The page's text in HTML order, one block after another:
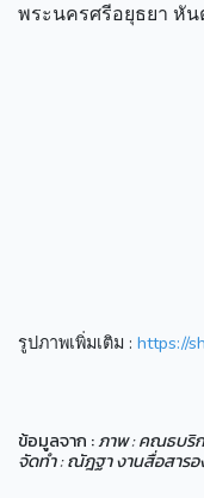
พระนครศรีอยุธยา หัน
รูปภาพเพิ่มเติม : https://
ข้อมูลจาก :ภาพ : คณธบริก
จัดทำ : ณัฎฐา งานสื่อสาร